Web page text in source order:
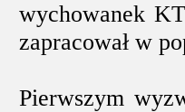
wychowanek
zapracował w
Pierwszym